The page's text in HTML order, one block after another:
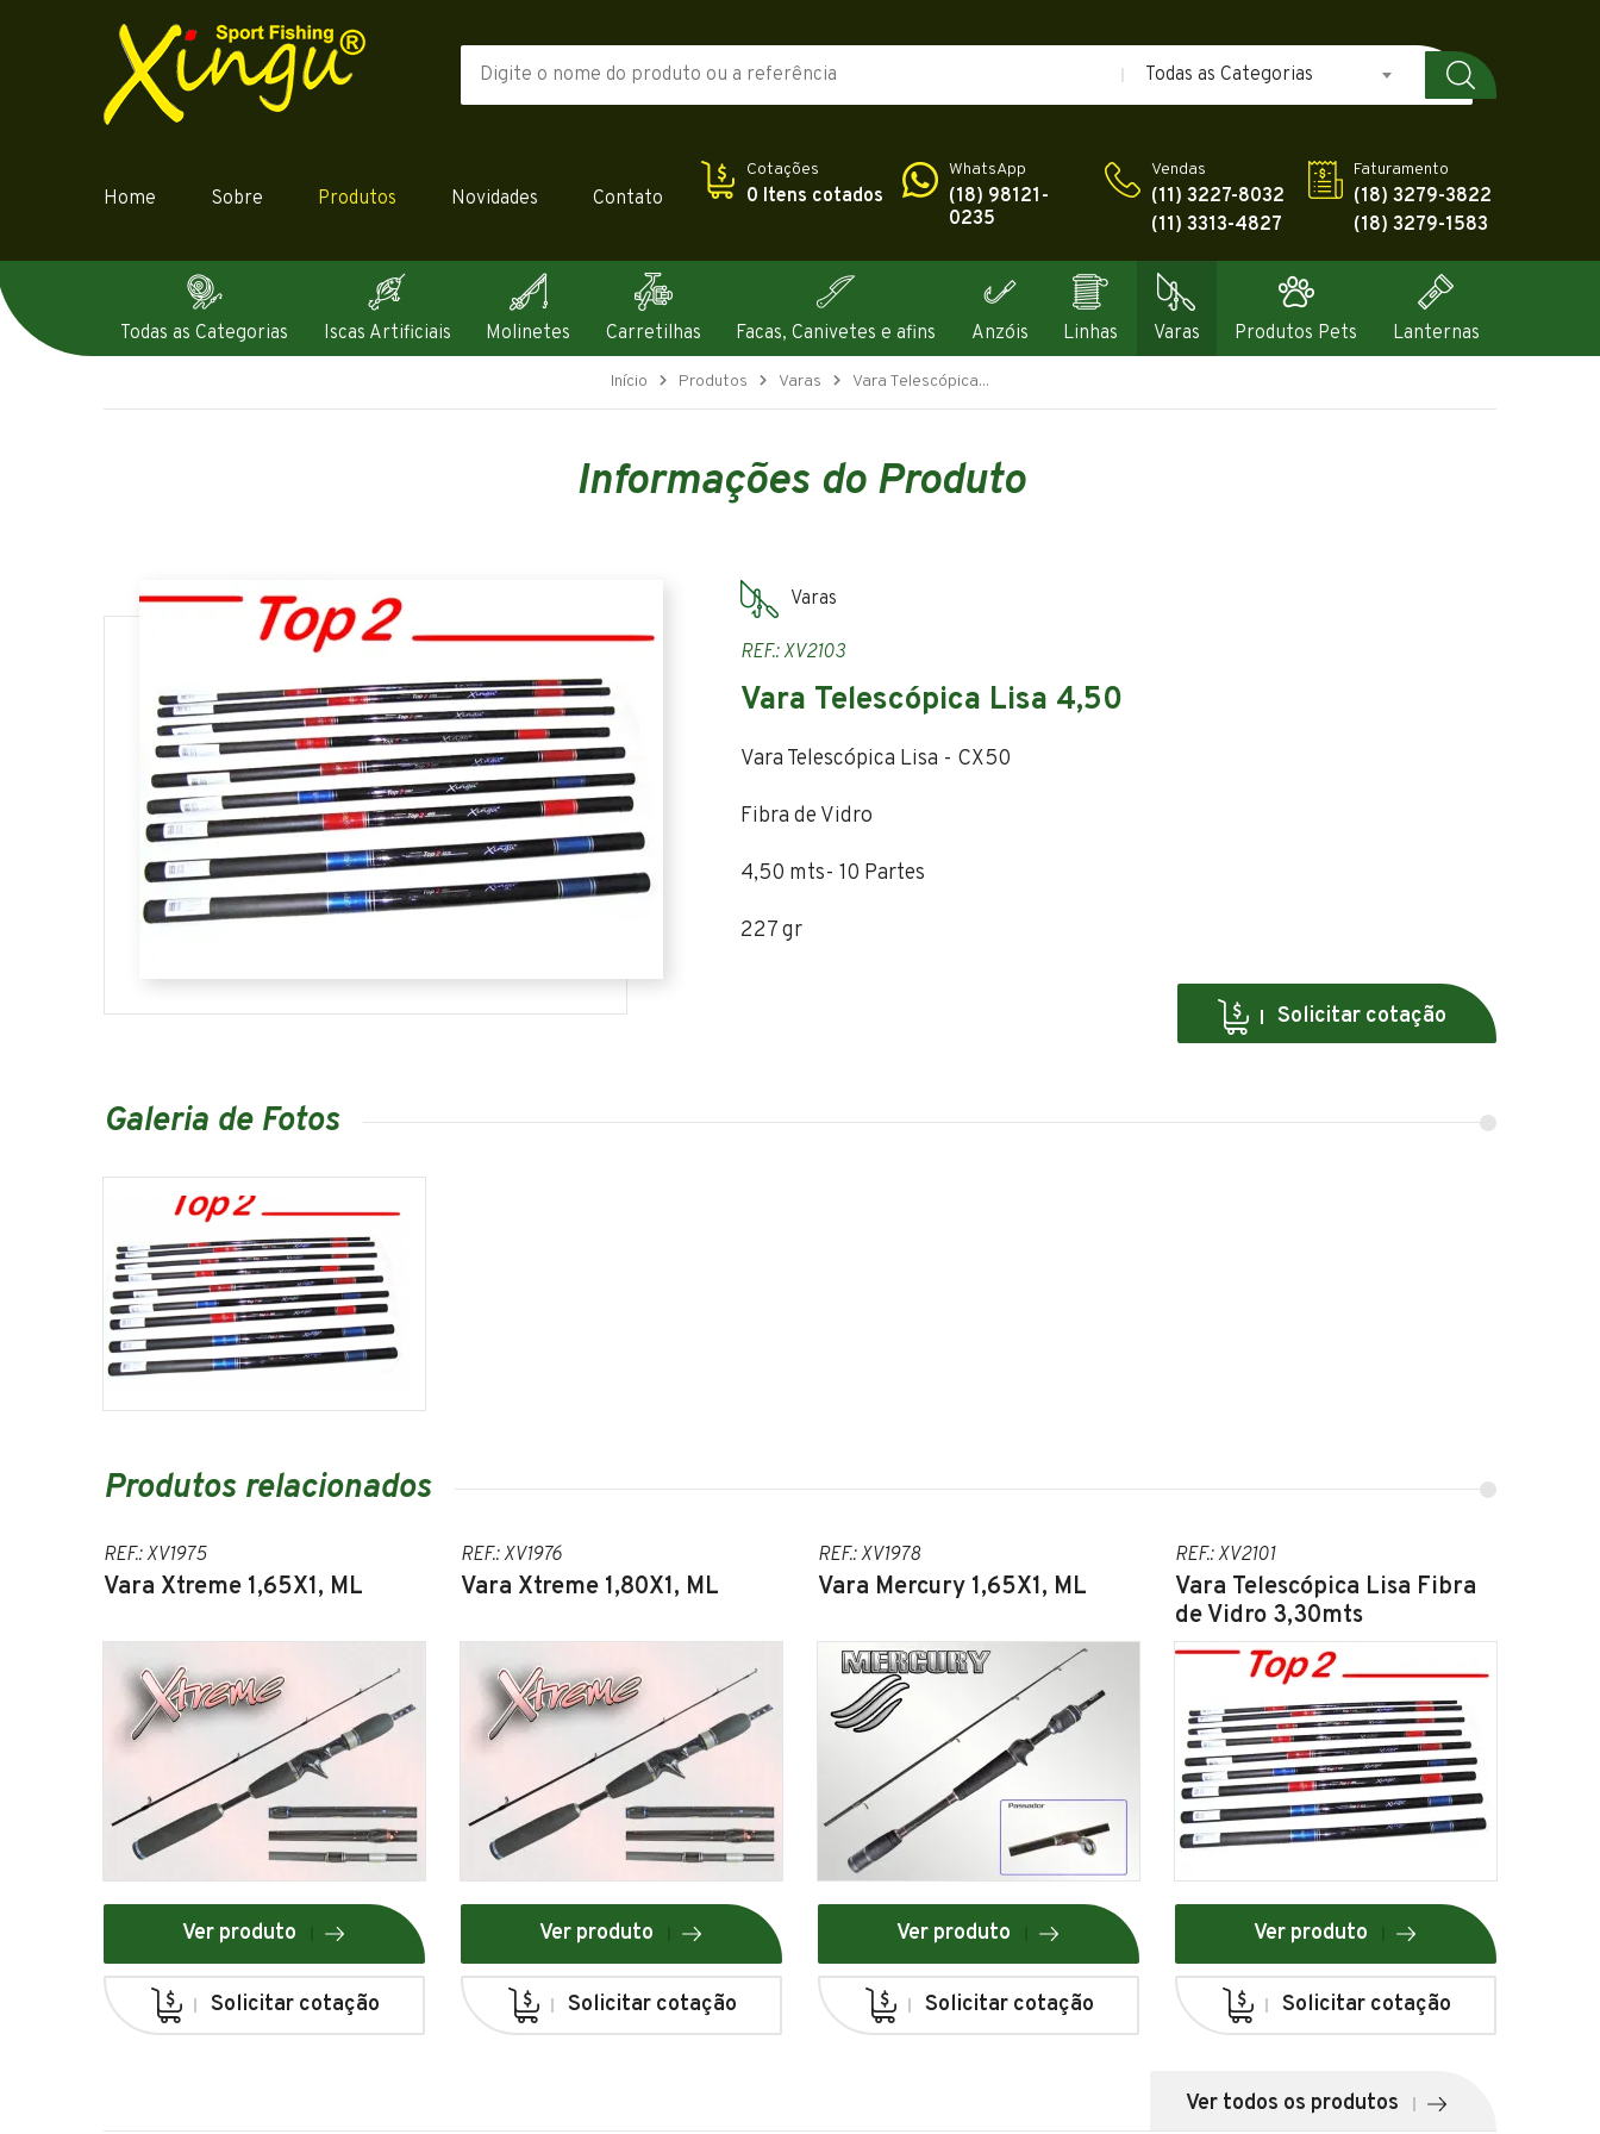
Todas as Categorias
Home Sobre Produtos Novidades Contato
Cotações
0 Itens cotados
WhatsApp
(18) 98121-
0235
Vendas
(11) 3227-8032
(11) 3313-4827
Faturamento
(18) 3279-3822
(18) 3279-1583
Todas as Categorias Iscas Artificiais Molinetes Carretilhas Facas, Canivetes e afins Anzóis Linhas Varas Produtos Pets Lanternas
Início Produtos Varas Vara Telescópica...
Informações do Produto
Varas
REF.: XV2103
Vara Telescópica Lisa 4,50
Vara Telescópica Lisa - CX50
Fibra de Vidro
4,50 mts- 10 Partes
227 gr
Solicitar cotação
Galeria de Fotos
Produtos relacionados
REF.: XV1975
Vara Xtreme 1,65X1, ML
Ver produto
Solicitar cotação
REF.: XV1976
Vara Xtreme 1,80X1, ML
Ver produto
Solicitar cotação
REF.: XV1978
Vara Mercury 1,65X1, ML
Ver produto
Solicitar cotação
REF.: XV2101
Vara Telescópica Lisa Fibra
de Vidro 3,30mts
Ver produto
Solicitar cotação
Ver todos os produtos